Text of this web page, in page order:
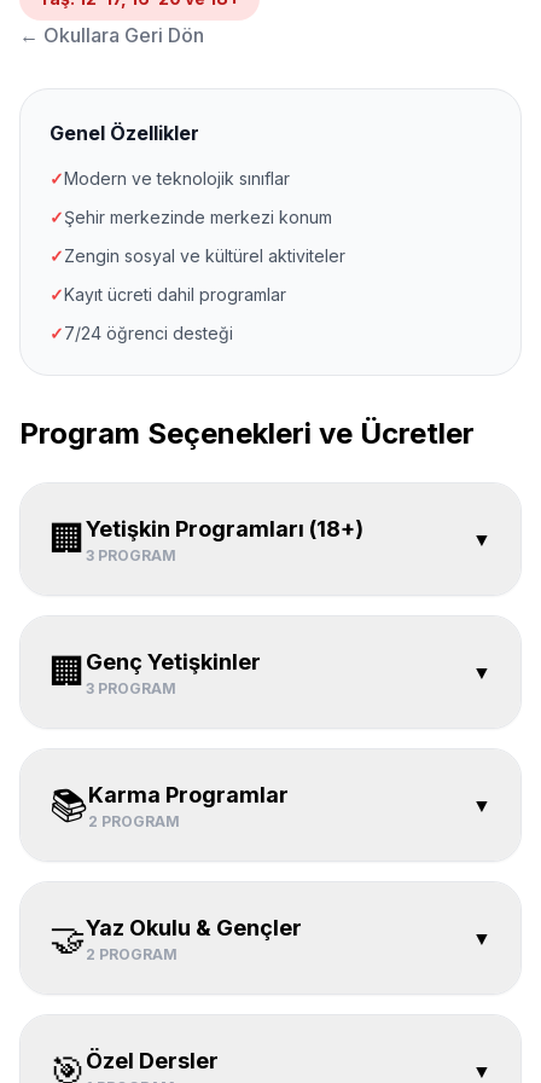
← Okullara Geri Dön
Genel Özellikler
✓Modern ve teknolojik sınıflar
✓Şehir merkezinde merkezi konum
✓Zengin sosyal ve kültürel aktiviteler
✓Kayıt ücreti dahil programlar
✓7/24 öğrenci desteği
Program Seçenekleri ve Ücretler
🏢 Yetişkin Programları (18+)
3 PROGRAM
▼
🏢 Genç Yetişkinler
3 PROGRAM
▼
📚Karma Programlar
2 PROGRAM
▼
🤝Yaz Okulu & Gençler
2 PROGRAM
▼
🎯Özel Dersler ▼